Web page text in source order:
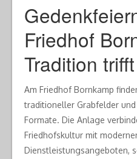
Friedhof
Tradition
Am Friedhof Bornkamp
traditioneller Grabfelder
Formate. Die Anlage
Friedhofskultur mit
Dienstleistungsangeboten,